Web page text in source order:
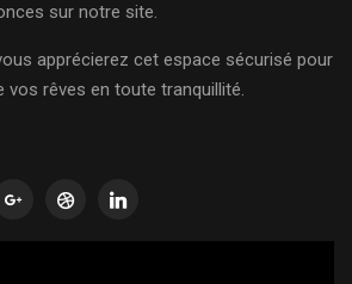
sur notre site.
apprécierez cet espace sécurisé pour
vos rêves en toute tranquillité.